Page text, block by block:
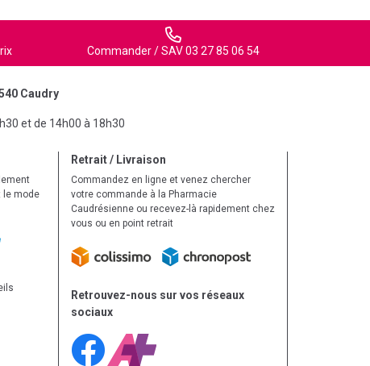
Commander / SAV 03 27 85 06 54
Caudry
et de 14h00 à 18h30
le mode
Retrait / Livraison
Commandez en ligne et venez chercher
votre commande à la Pharmacie
Caudrésienne ou recevez-là rapidement chez
vous ou en point retrait
Retrouvez-nous sur vos réseaux
sociaux